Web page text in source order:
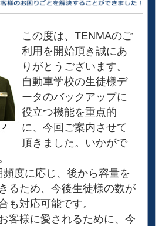
この度は、TENMAのご
利用を開始頂き誠にあ
りがとうございます。
自動車学校の生徒様デ
ータのバックアップに
役立つ機能を重点的
に、今回ご案内させて
頂きました。いかがで
度に応じ、後から容量を
るため、今後生徒様の数が
も対応可能です。
客様に愛されるために、今